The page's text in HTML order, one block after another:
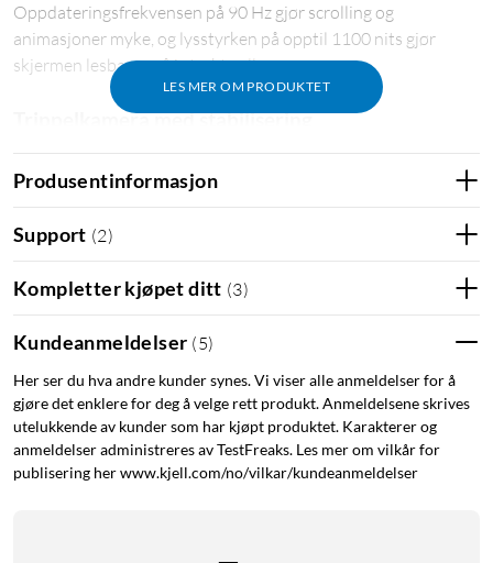
LES MER OM PRODUKTET
Oppdateringsfrekvensen på 90 Hz gjør scrolling og
animasjoner myke, og lysstyrken på opptil 1100 nits gjør
skjermen lesbar også i sterkt sollys.
Trippelkamera med stabilisering
Hovedkameraet på 50 MP har optisk bildestabilisering (OIS)
som demper håndskjelvinger — bilder og videoer blir skarpere
også i svakt lys. Ultravidvinkellinsen på 5 MP får hele gruppen
med i bildet, og makrolinsen på 2 MP fanger nærbilder.
Selfiekameraet på 13 MP klarer videosamtaler og
selvportretter.
Rask 5G og lang batteritid
Exynos 1330-prosessoren med åtte kjerner klokket til 2,4 GHz
og 4 GB RAM gir smidig ytelse i apper, streaming og
nettsurfing. 5G-støtten kutter nedlastingstider på farten.
Batteriet på 5000 mAh varer over en hel dag, og 25 W
hurtiglading fyller raskt på når det trengs.
Produsentinformasjon
Support (2)
Kompletter kjøpet ditt (3)
Kundeanmeldelser (5)
Her ser du hva andre kunder synes. Vi viser alle anmeldelser for å
gjøre det enklere for deg å velge rett produkt. Anmeldelsene skrives
utelukkende av kunder som har kjøpt produktet. Karakterer og
anmeldelser administreres av TestFreaks. Les mer om vilkår for
publisering her www.kjell.com/no/vilkar/kundeanmeldelser